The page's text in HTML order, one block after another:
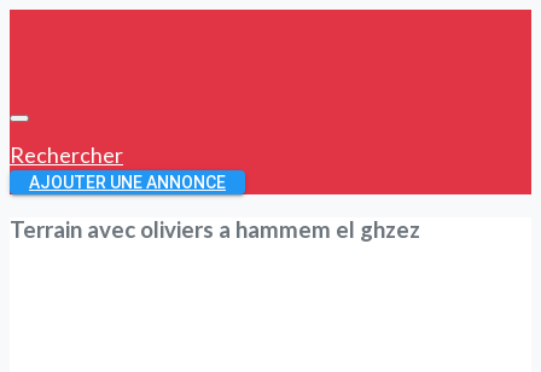
Rechercher
AJOUTER UNE ANNONCE
Terrain avec oliviers a hammem el ghzez